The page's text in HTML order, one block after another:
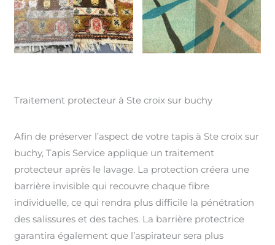
Traitement protecteur à Ste croix sur buchy
Afin de préserver l’aspect de votre tapis à Ste croix sur
buchy, Tapis Service applique un traitement
protecteur après le lavage. La protection créera une
barrière invisible qui recouvre chaque fibre
individuelle, ce qui rendra plus difficile la pénétration
des salissures et des taches. La barrière protectrice
garantira également que l’aspirateur sera plus